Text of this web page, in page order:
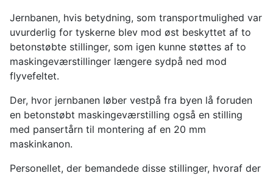
Jernbanen, hvis betydning, som transportmulighed var
uvurderlig for tyskerne blev mod øst beskyttet af to
betonstøbte stillinger, som igen kunne støttes af to
maskingeværstillinger længere sydpå ned mod
flyvefeltet.
Der, hvor jernbanen løber vestpå fra byen lå foruden
en betonstøbt maskingeværstilling også en stilling
med pansertårn til montering af en 20 mm
maskinkanon.
Personellet, der bemandede disse stillinger, hvoraf der